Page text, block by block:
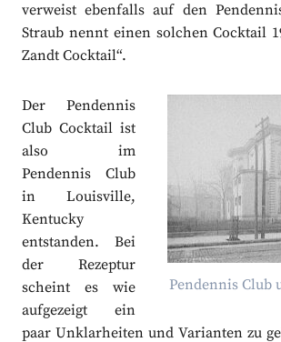
verweist ebenfalls auf den
Straub nennt einen solchen Cocktail
Zandt Cocktail“.
Pendennis Club
Der Pendennis
Club Cocktail ist
also im
Pendennis Club
in Louisville,
Kentucky
entstanden. Bei
der Rezeptur
scheint es wie
aufgezeigt ein
paar Unklarheiten und Varianten zu